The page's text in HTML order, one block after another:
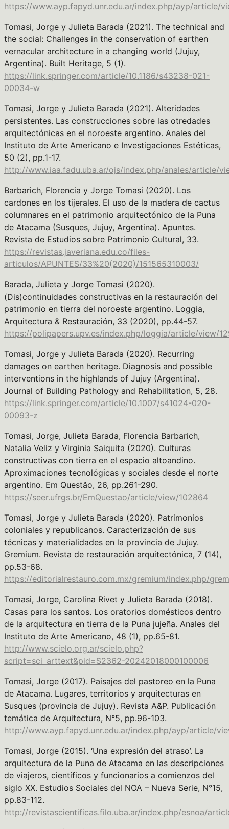
https://www.ayp.fapyd.unr.edu.ar/index.php/ayp/article/
Tomasi, Jorge y Julieta Barada (2021). The technical and
the social: Challenges in the conservation of earthen
vernacular architecture in a changing world (Jujuy,
Argentina). Built Heritage, 5 (1).
https://link.springer.com/article/10.1186/s43238-021-
00034-w
Tomasi, Jorge y Julieta Barada (2021). Alteridades
persistentes. Las construcciones sobre las otredades
arquitectónicas en el noroeste argentino. Anales del
Instituto de Arte Americano e Investigaciones Estéticas,
50 (2), pp.1-17.
http://www.iaa.fadu.uba.ar/ojs/index.php/anales/article/
Barbarich, Florencia y Jorge Tomasi (2020). Los
cardones en los tijerales. El uso de la madera de cactus
columnares en el patrimonio arquitectónico de la Puna
de Atacama (Susques, Jujuy, Argentina). Apuntes.
Revista de Estudios sobre Patrimonio Cultural, 33.
https://revistas.javeriana.edu.co/files-
articulos/APUNTES/33%20(2020)/151565310003/
Barada, Julieta y Jorge Tomasi (2020).
(Dis)continuidades constructivas en la restauración del
patrimonio en tierra del noroeste argentino. Loggia,
Arquitectura & Restauración, 33 (2020), pp.44-57.
https://polipapers.upv.es/index.php/loggia/article/view/
Tomasi, Jorge y Julieta Barada (2020). Recurring
damages on earthen heritage. Diagnosis and possible
interventions in the highlands of Jujuy (Argentina).
Journal of Building Pathology and Rehabilitation, 5, 28.
https://link.springer.com/article/10.1007/s41024-020-
00093-z
Tomasi, Jorge, Julieta Barada, Florencia Barbarich,
Natalia Veliz y Virginia Saiquita (2020). Culturas
constructivas con tierra en el espacio altoandino.
Aproximaciones tecnológicas y sociales desde el norte
argentino. Em Questão, 26, pp.261-290.
https://seer.ufrgs.br/EmQuestao/article/view/102864
Tomasi, Jorge y Julieta Barada (2020). Patrimonios
coloniales y republicanos. Caracterización de sus
técnicas y materialidades en la provincia de Jujuy.
Gremium. Revista de restauración arquitectónica, 7 (14),
pp.53-68.
https://editorialrestauro.com.mx/gremium/index.php/
Tomasi, Jorge, Carolina Rivet y Julieta Barada (2018).
Casas para los santos. Los oratorios domésticos dentro
de la arquitectura en tierra de la Puna jujeña. Anales del
Instituto de Arte Americano, 48 (1), pp.65-81.
http://www.scielo.org.ar/scielo.php?
script=sci_arttext&pid=S2362-20242018000100006
Tomasi, Jorge (2017). Paisajes del pastoreo en la Puna
de Atacama. Lugares, territorios y arquitecturas en
Susques (provincia de Jujuy). Revista A&P. Publicación
temática de Arquitectura, N°5, pp.96-103.
http://www.ayp.fapyd.unr.edu.ar/index.php/ayp/article/
Tomasi, Jorge (2015). ‘Una expresión del atraso’. La
arquitectura de la Puna de Atacama en las descripciones
de viajeros, científicos y funcionarios a comienzos del
siglo XX. Estudios Sociales del NOA – Nueva Serie, N°15,
pp.83-112.
http://revistascientificas.filo.uba.ar/index.php/esnoa/